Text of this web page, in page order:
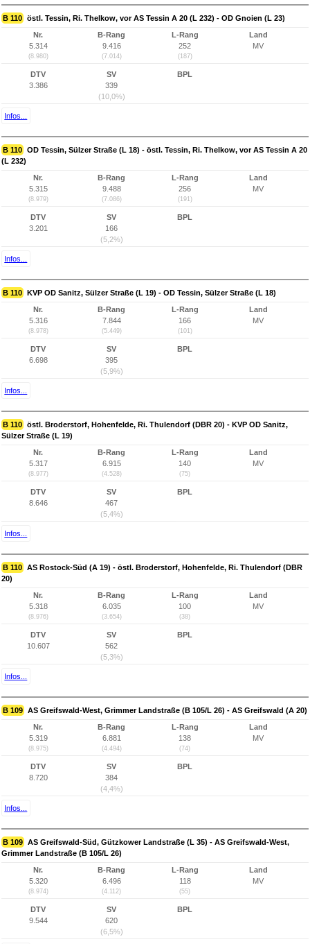
B 110 östl. Tessin, Ri. Thelkow, vor AS Tessin A 20 (L 232) - OD Gnoien (L 23)
Nr.
5.314
(8.980)
B-Rang
9.416
(7.014)
L-Rang
252
(187)
Land
MV
DTV
3.386
SV
339
(10,0%)
BPL
Infos...
B 110 OD Tessin, Sülzer Straße (L 18) - östl. Tessin, Ri. Thelkow, vor AS Tessin A 20
(L 232)
Nr.
5.315
(8.979)
B-Rang
9.488
(7.086)
L-Rang
256
(191)
Land
MV
DTV
3.201
SV
166
(5,2%)
BPL
Infos...
B 110 KVP OD Sanitz, Sülzer Straße (L 19) - OD Tessin, Sülzer Straße (L 18)
Nr.
5.316
(8.978)
B-Rang
7.844
(5.449)
L-Rang
166
(101)
Land
MV
DTV
6.698
SV
395
(5,9%)
BPL
Infos...
B 110 östl. Broderstorf, Hohenfelde, Ri. Thulendorf (DBR 20) - KVP OD Sanitz,
Sülzer Straße (L 19)
Nr.
5.317
(8.977)
B-Rang
6.915
(4.528)
L-Rang
140
(75)
Land
MV
DTV
8.646
SV
467
(5,4%)
BPL
Infos...
B 110 AS Rostock-Süd (A 19) - östl. Broderstorf, Hohenfelde, Ri. Thulendorf (DBR
20)
Nr.
5.318
(8.976)
B-Rang
6.035
(3.654)
L-Rang
100
(38)
Land
MV
DTV
10.607
SV
562
(5,3%)
BPL
Infos...
B 109 AS Greifswald-West, Grimmer Landstraße (B 105/L 26) - AS Greifswald (A 20)
Nr.
5.319
(8.975)
B-Rang
6.881
(4.494)
L-Rang
138
(74)
Land
MV
DTV
8.720
SV
384
(4,4%)
BPL
Infos...
B 109 AS Greifswald-Süd, Gützkower Landstraße (L 35) - AS Greifswald-West,
Grimmer Landstraße (B 105/L 26)
Nr.
5.320
(8.974)
B-Rang
6.496
(4.112)
L-Rang
118
(55)
Land
MV
DTV
9.544
SV
620
(6,5%)
BPL